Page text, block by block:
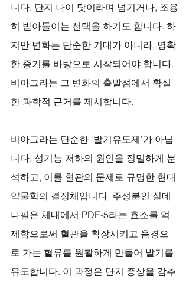
니다. 단지 나이 탓이라며 넘기거나, 조용
히 받아들이는 선택을 하기도 합니다. 하
지만 변화는 단순한 기대가 아니라, 명확
한 증거를 바탕으로 시작되어야 합니다.
비아그라는 그 변화의 출발점에서 확실
한 과학적 근거를 제시합니다.
비아그라는 단순한 ‘발기유도제’가 아닙
니다. 성기능 저하의 원인을 정밀하게 분
석하고, 이를 혈관의 문제로 규명한 현대
약물학의 결정체입니다. 주성분인 실데
나필은 체내에서 PDE-5라는 효소를 억
제함으로써 혈관을 확장시키고 음경으
로 가는 혈류를 원활하게 만들어 발기를
유도합니다. 이 과정은 단지 증상을 감추